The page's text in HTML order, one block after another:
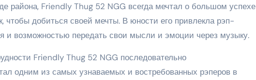
района, Friendly Thug 52 NGG всегда мечтал о большом успехе
чтобы добиться своей мечты. В юности его привлекла рэп-
и возможностью передать свои мысли и эмоции через музыку.
Friendly Thug 52 NGG последовательно
одним из самых узнаваемых и востребованных рэперов в